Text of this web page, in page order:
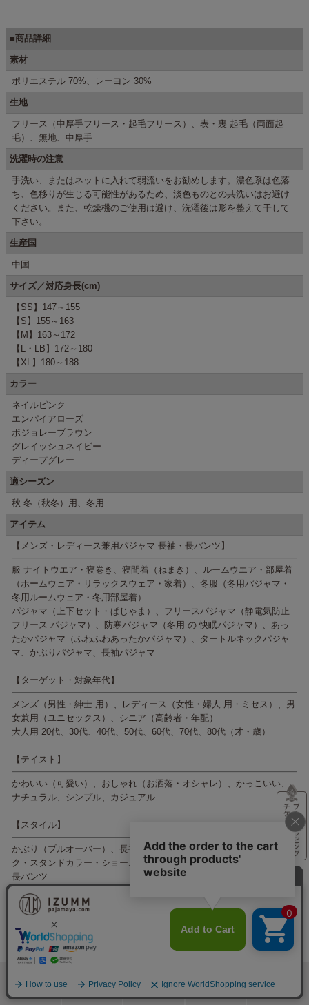
ホーム カート おねむりフェア
■商品詳細
素材
ポリエステル 70%、レーヨン 30%
生地
フリース（中厚手フリース・起毛フリース）、表・裏 起毛（両面起
毛）、無地、中厚手
洗濯時の注意
手洗い、またはネットに入れて弱流いをお勧めします。濃色系は色落
ち、色移りが生じる可能性があるため、淡色ものとの共洗いはお避け
ください。また、乾燥機のご使用は避け、洗濯後は形を整えて干して
下さい。
生産国
中国
サイズ／対応身長(cm)
【SS】147～155
【S】155～163
【M】163～172
【L・LB】172～180
【XL】180～188
カラー
ネイルピンク
エンパイアローズ
ボジョレーブラウン
グレイッシュネイビー
ディープグレー
適シーズン
秋 冬（秋冬）用、冬用
アイテム
【メンズ・レディース兼用パジャマ 長袖・長パンツ】
服 ナイトウエア・寝巻き、寝間着（ねまき）、ルームウエア・部屋着
（ホームウェア・リラックスウェア・家着）、冬服（冬用パジャマ・
冬用ルームウェア・冬用部屋着）
パジャマ（上下セット・ぱじゃま）、フリースパジャマ（静電気防止
フリース パジャマ）、防寒パジャマ（冬用 の 快眠パジャマ）、あっ
たかパジャマ（ふわふわあったかパジャマ）、タートルネックパジャ
マ、かぶりパジャマ、長袖パジャマ
【ターゲット・対象年代】
メンズ（男性・紳士 用）、レディース（女性・婦人 用・ミセス）、男
女兼用（ユニセックス）、シニア（高齢者・年配）
大人用 20代、30代、40代、50代、60代、70代、80代（才・歳）
【テイスト】
かわいい（可愛い）、おしゃれ（お洒落・オシャレ）、かっこいい、
ナチュラル、シンプル、カジュアル
【スタイル】
かぶり（プルオーバー）、長袖、衿付き（タートルネック・ハイネッ
ク・スタンドカラー・ショールカラー・合わせ衿）、ポケット 付き、
長パンツ
【用途】
睡眠（快眠・安眠）、お泊り（旅行、観光地、行楽地、ウィンターリ
ゾート、レジャー）、お揃い・ペア
各種プレゼント
・誕生日プレゼント 男性 父 女性 母 20代・30代・40代・50代・60
代・70代（才・歳）